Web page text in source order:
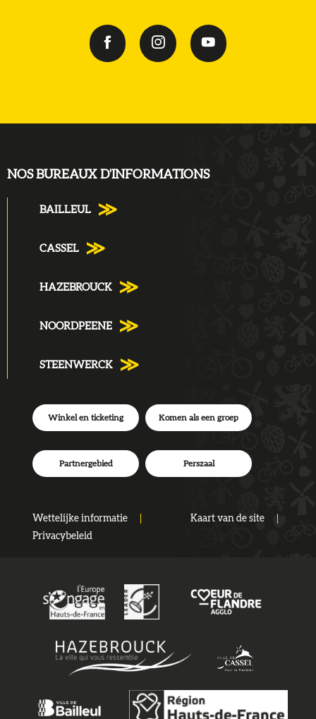
NOS BUREAUX D'INFORMATIONS
BAILLEUL
CASSEL
HAZEBROUCK
NOORDPEENE
STEENWERCK
Wettelijke informatie
Kaart van de site
Privacybeleid
Winkel en ticketing Komen als een groep
Partnergebied Perszaal